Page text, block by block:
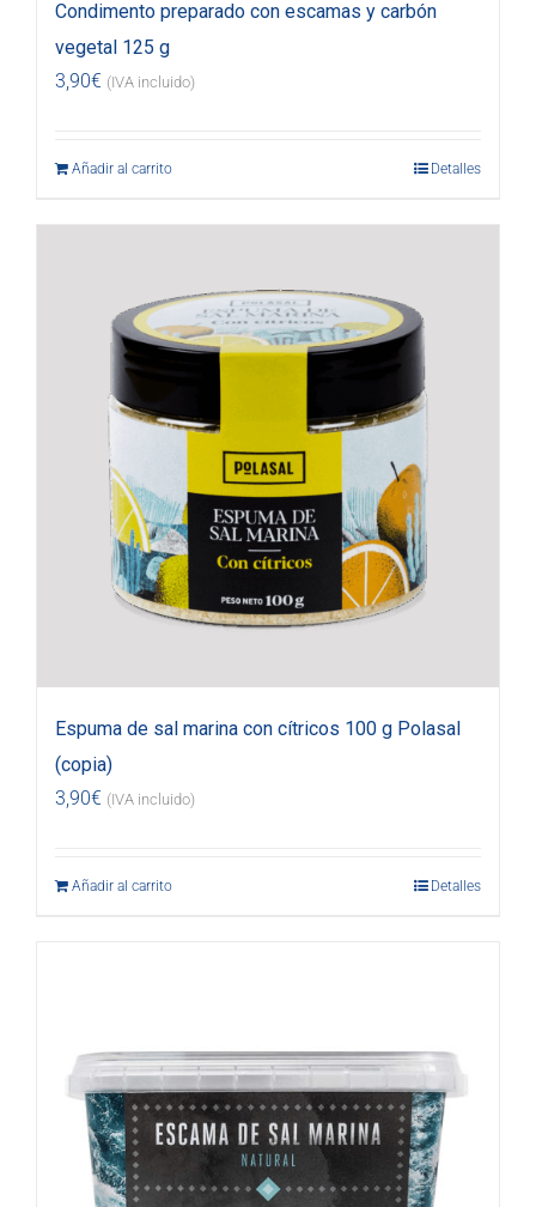
Condimento preparado con escamas y carbón
vegetal 125 g
3,90€ (IVA incluido)
Añadir al carrito Detalles
Espuma de sal marina con cítricos 100 g Polasal
(copia)
3,90€ (IVA incluido)
Añadir al carrito Detalles